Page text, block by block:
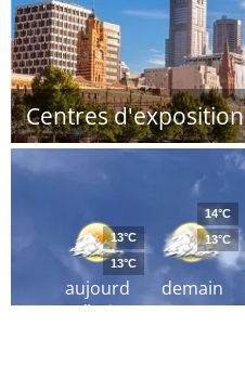
Centres d'exposition
aujourd
´hui
13°C
13°C
demain
14°C
13°C